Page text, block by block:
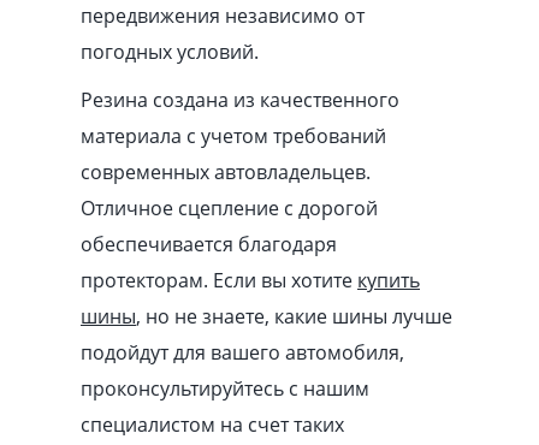
передвижения независимо от
погодных условий.
Резина создана из качественного
материала с учетом требований
современных автовладельцев.
Отличное сцепление с дорогой
обеспечивается благодаря
протекторам. Если вы хотите купить
шины, но не знаете, какие шины лучше
подойдут для вашего автомобиля,
проконсультируйтесь с нашим
специалистом на счет таких